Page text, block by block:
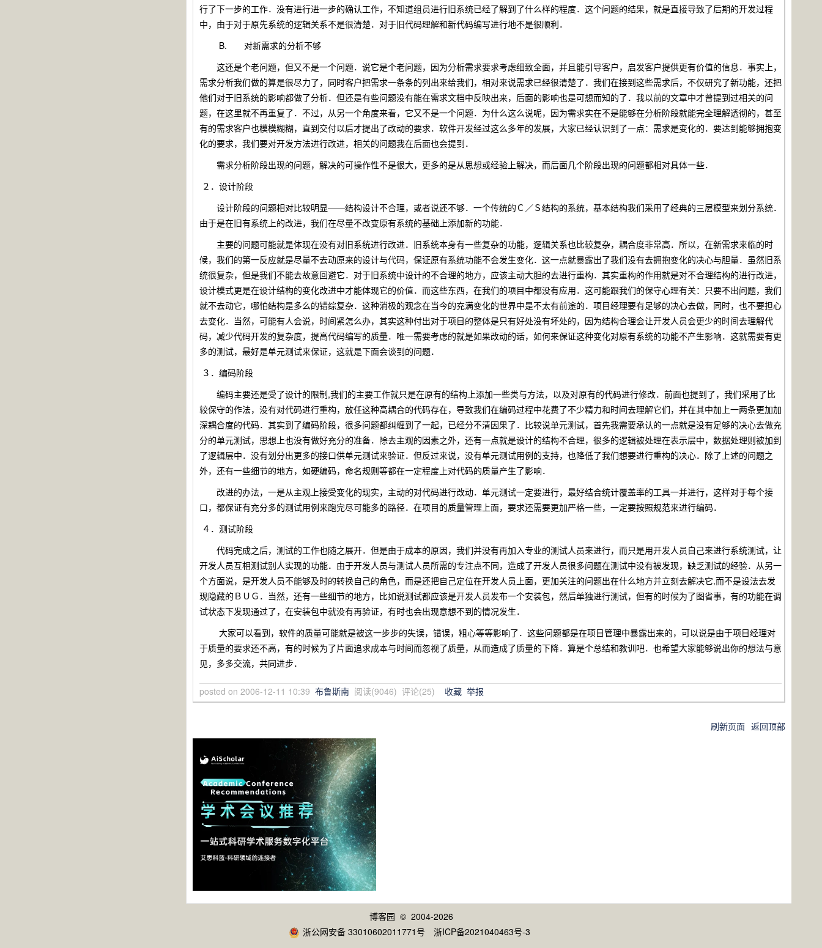
行了下一步的工作．没有进行进一步的确认工作，不知道组员进行旧系统已经了解到了什么样的程度．这个问题的结果，就是直接导致了后期的开发过程
中，由于对于原先系统的逻辑关系不是很清楚．对于旧代码理解和新代码编写进行地不是很顺利．
B.
对新需求的分析不够
这还是个老问题，但又不是一个问题．说它是个老问题，因为分析需求要求考虑细致全面，并且能引导客户，启发客户提供更有价值的信息．事实上，
需求分析我们做的算是很尽力了，同时客户把需求一条条的列出来给我们，相对来说需求已经很清楚了．我们在接到这些需求后，不仅研究了新功能，还把
他们对于旧系统的影响都做了分析．但还是有些问题没有能在需求文档中反映出来，后面的影响也是可想而知的了．我以前的文章中才曾提到过相关的问
题，在这里就不再重复了．不过，从另一个角度来看，它又不是一个问题．为什么这么说呢，因为需求实在不是能够在分析阶段就能完全理解透彻的，甚至
有的需求客户也模模糊糊，直到交付以后才提出了改动的要求．软件开发经过这么多年的发展，大家已经认识到了一点：需求是变化的．要达到能够拥抱变
化的要求，我们要对开发方法进行改进，相关的问题我在后面也会提到．
需求分析阶段出现的问题，解决的可操作性不是很大，更多的是从思想或经验上解决，而后面几个阶段出现的问题都相对具体一些．
２． 设计阶段
设计阶段的问题相对比较明显――结构设计不合理，或者说还不够．一个传统的Ｃ／Ｓ结构的系统，基本结构我们采用了经典的三层模型来划分系统．
由于是在旧有系统上的改进，我们在尽量不改变原有系统的基础上添加新的功能．
主要的问题可能就是体现在没有对旧系统进行改进．旧系统本身有一些复杂的功能，逻辑关系也比较复杂，耦合度非常高．所以，在新需求来临的时
候，我们的第一反应就是尽量不去动原来的设计与代码，保证原有系统功能不会发生变化．这一点就暴露出了我们没有去拥抱变化的决心与胆量．虽然旧系
统很复杂，但是我们不能去故意回避它．对于旧系统中设计的不合理的地方，应该主动大胆的去进行重构．其实重构的作用就是对不合理结构的进行改进，
设计模式更是在设计结构的变化改进中才能体现它的价值．而这些东西，在我们的项目中都没有应用．这可能跟我们的保守心理有关：只要不出问题，我们
就不去动它，哪怕结构是多么的错综复杂．这种消极的观念在当今的充满变化的世界中是不太有前途的．项目经理要有足够的决心去做，同时，也不要担心
去变化．当然，可能有人会说，时间紧怎么办，其实这种付出对于项目的整体是只有好处没有坏处的，因为结构合理会让开发人员会更少的时间去理解代
码，减少代码开发的复杂度，提高代码编写的质量．唯一需要考虑的就是如果改动的话，如何来保证这种变化对原有系统的功能不产生影响．这就需要有更
多的测试，最好是单元测试来保证，这就是下面会谈到的问题．
３． 编码阶段
编码主要还是受了设计的限制,我们的主要工作就只是在原有的结构上添加一些类与方法，以及对原有的代码进行修改．前面也提到了，我们采用了比
较保守的作法，没有对代码进行重构，放任这种高耦合的代码存在，导致我们在编码过程中花费了不少精力和时间去理解它们，并在其中加上一两条更加加
深耦合度的代码．其实到了编码阶段，很多问题都纠缠到了一起，已经分不清因果了．比较说单元测试，首先我需要承认的一点就是没有足够的决心去做充
分的单元测试，思想上也没有做好充分的准备．除去主观的因素之外，还有一点就是设计的结构不合理，很多的逻辑被处理在表示层中，数据处理则被加到
了逻辑层中．没有划分出更多的接口供单元测试来验证．但反过来说，没有单元测试用例的支持，也降低了我们想要进行重构的决心．除了上述的问题之
外，还有一些细节的地方，如硬编码，命名规则等都在一定程度上对代码的质量产生了影响．
改进的办法，一是从主观上接受变化的现实，主动的对代码进行改动．单元测试一定要进行，最好结合统计覆盖率的工具一并进行，这样对于每个接
口，都保证有充分多的测试用例来跑完尽可能多的路径．在项目的质量管理上面，要求还需要更加严格一些，一定要按照规范来进行编码．
４． 测试阶段
代码完成之后，测试的工作也随之展开．但是由于成本的原因，我们并没有再加入专业的测试人员来进行，而只是用开发人员自己来进行系统测试，让
开发人员互相测试别人实现的功能．由于开发人员与测试人员所需的专注点不同，造成了开发人员很多问题在测试中没有被发现，缺乏测试的经验．从另一
个方面说，是开发人员不能够及时的转换自己的角色，而是还把自己定位在开发人员上面，更加关注的问题出在什么地方并立刻去解决它,而不是设法去发
现隐藏的ＢＵＧ．当然，还有一些细节的地方，比如说测试都应该是开发人员发布一个安装包，然后单独进行测试，但有的时候为了图省事，有的功能在调
试状态下发现通过了，在安装包中就没有再验证，有时也会出现意想不到的情况发生．
大家可以看到，软件的质量可能就是被这一步步的失误，错误，粗心等等影响了．这些问题都是在项目管理中暴露出来的，可以说是由于项目经理对
于质量的要求还不高，有的时候为了片面追求成本与时间而忽视了质量，从而造成了质量的下降．算是个总结和教训吧．也希望大家能够说出你的想法与意
见，多多交流，共同进步．
posted on 2006-12-11 10:39 布鲁斯南 阅读(9046) 评论(25) 收藏 举报
刷新页面 返回顶部
博客园 © 2004-2026
浙公网安备 33010602011771号
浙ICP备2021040463号-3